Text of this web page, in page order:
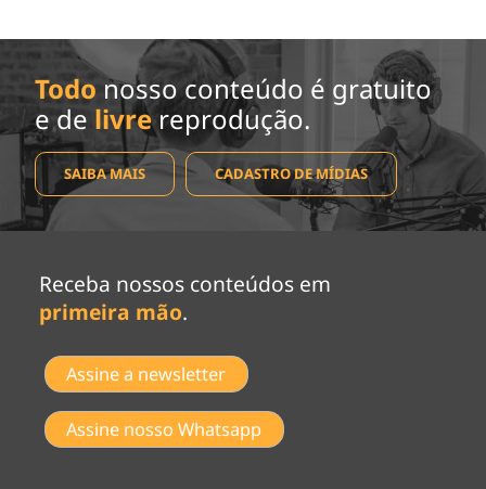
Todo nosso conteúdo é gratuito
e de livrereprodução.
SAIBA MAIS CADASTRO DE MÍDIAS
Receba nossos conteúdos em
primeira mão.
Assine a newsletter
Assine nosso Whatsapp